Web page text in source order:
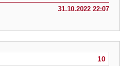
31.10.2022 22:07
10